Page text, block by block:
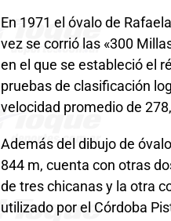
En 1971 el óvalo de
vez se corrió las «300
en el que se estableció el
pruebas de clasificación
velocidad promedio de
Además del dibujo de
844 m, cuenta con otras
de tres chicanas y la otra
utilizado por el Córdoba